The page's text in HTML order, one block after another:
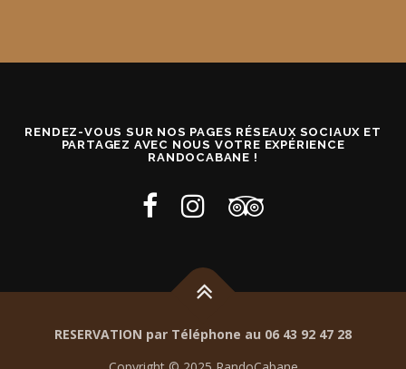
RENDEZ-VOUS SUR NOS PAGES RÉSEAUX SOCIAUX ET
PARTAGEZ AVEC NOUS VOTRE EXPÉRIENCE
RANDOCABANE !
RESERVATION par Téléphone au 06 43 92 47 28